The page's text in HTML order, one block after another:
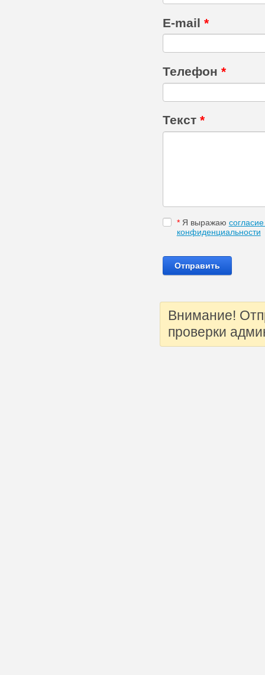
E-mail *
Телефон *
Текст *
*Я выражаю
конфиденциальности
Внимание!
проверки